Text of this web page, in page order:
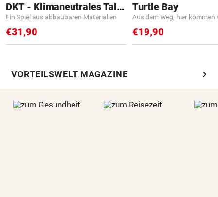
DKT - Klimaneutrales Talent
Ein Spiel aus abbaubaren Materialien
€31,90
Turtle Bay
Aus dem Weg, hier kommen
€19,90
VORTEILSWELT MAGAZINE chevron_right